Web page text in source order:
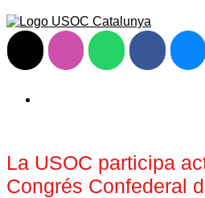
La USOC participa
Congrés Confederal